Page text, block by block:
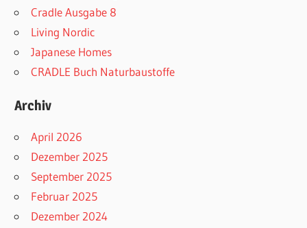
Cradle Ausgabe 8
Living Nordic
Japanese Homes
CRADLE Buch Naturbaustoffe
Archiv
April 2026
Dezember 2025
September 2025
Februar 2025
Dezember 2024